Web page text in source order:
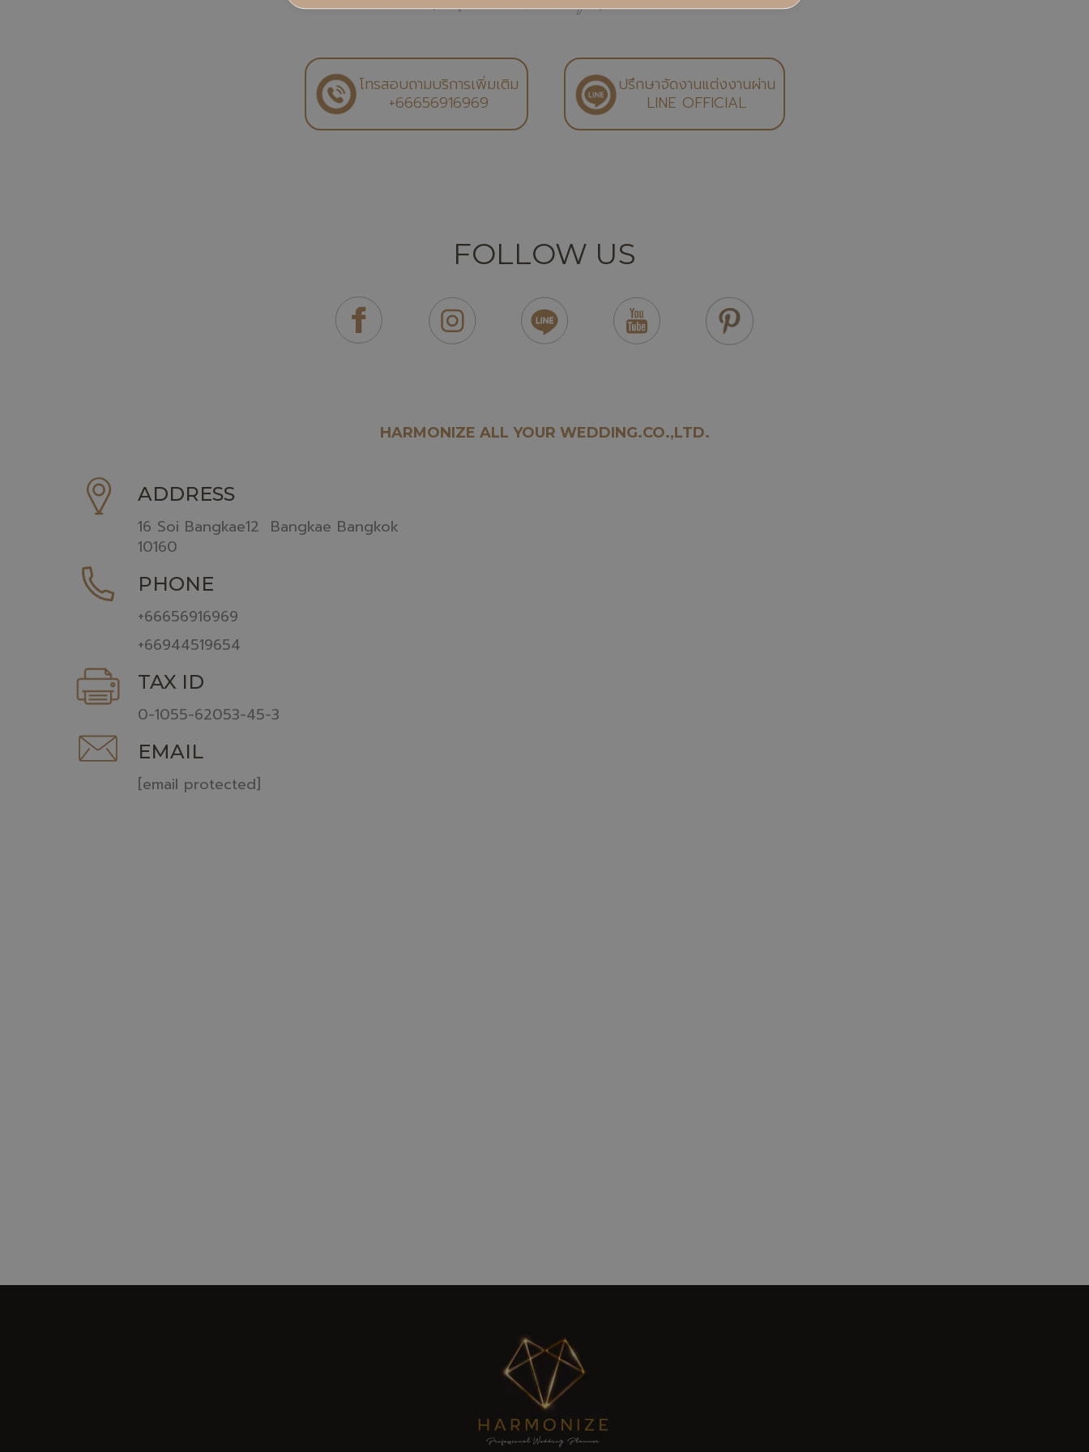
โทรสอบถามบริการเพิ่มเติม
+66656916969
ปรึกษาจัดงานแต่งงานผ่าน
LINE OFFICIAL
FOLLOW US
HARMONIZE ALL YOUR WEDDING.CO.,LTD.
ADDRESS
16 Soi Bangkae12 Bangkae Bangkok
10160
PHONE
+66656916969
+66944519654
TAX ID
0-1055-62053-45-3
EMAIL
[email protected]